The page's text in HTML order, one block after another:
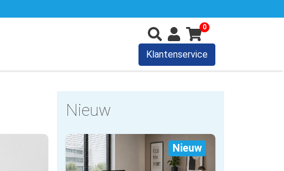
0
Klantenservice
Nieuw
Nieuw